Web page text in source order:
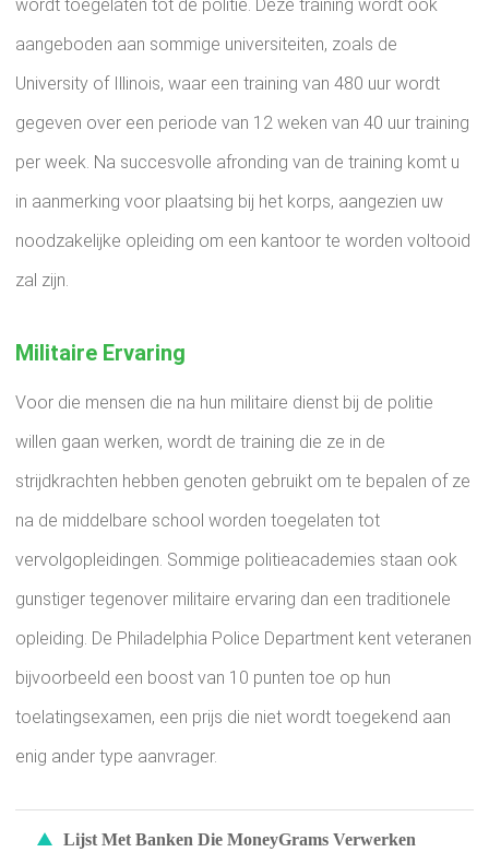
wordt toegelaten tot de politie. Deze training wordt ook
aangeboden aan sommige universiteiten, zoals de
University of Illinois, waar een training van 480 uur wordt
gegeven over een periode van 12 weken van 40 uur training
per week. Na succesvolle afronding van de training komt u
in aanmerking voor plaatsing bij het korps, aangezien uw
noodzakelijke opleiding om een ​​kantoor te worden voltooid
zal zijn.
Militaire Ervaring
Voor die mensen die na hun militaire dienst bij de politie
willen gaan werken, wordt de training die ze in de
strijdkrachten hebben genoten gebruikt om te bepalen of ze
na de middelbare school worden toegelaten tot
vervolgopleidingen. Sommige politieacademies staan ​​ook
gunstiger tegenover militaire ervaring dan een traditionele
opleiding. De Philadelphia Police Department kent veteranen
bijvoorbeeld een boost van 10 punten toe op hun
toelatingsexamen, een prijs die niet wordt toegekend aan
enig ander type aanvrager.
Lijst Met Banken Die MoneyGrams Verwerken